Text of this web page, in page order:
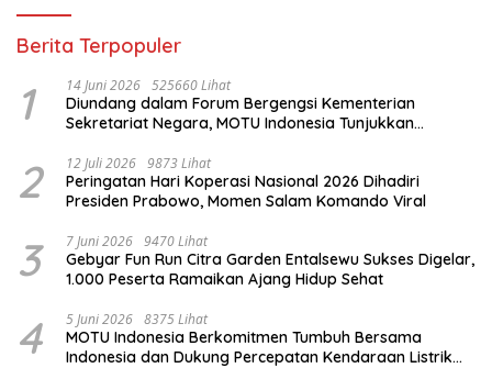
Berita Terpopuler
1 14 Juni 2026 525660 Lihat
Diundang dalam Forum Bergengsi Kementerian
Sekretariat Negara, MOTU Indonesia Tunjukkan
2 12 Juli 2026 9873 Lihat
Peringatan Hari Koperasi Nasional 2026 Dihadiri
Presiden Prabowo, Momen Salam Komando Viral
3 7 Juni 2026 9470 Lihat
Gebyar Fun Run Citra Garden Entalsewu Sukses Digelar,
1.000 Peserta Ramaikan Ajang Hidup Sehat
4 5 Juni 2026 8375 Lihat
MOTU Indonesia Berkomitmen Tumbuh Bersama
Indonesia dan Dukung Percepatan Kendaraan Listrik